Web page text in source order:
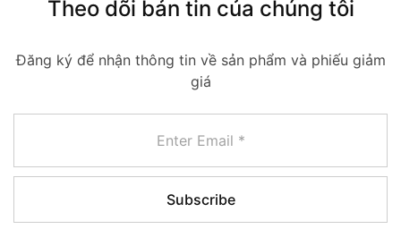
Theo dõi bản tin của chúng tôi
Đăng ký để nhận thông tin về sản phẩm và phiếu giảm
giá